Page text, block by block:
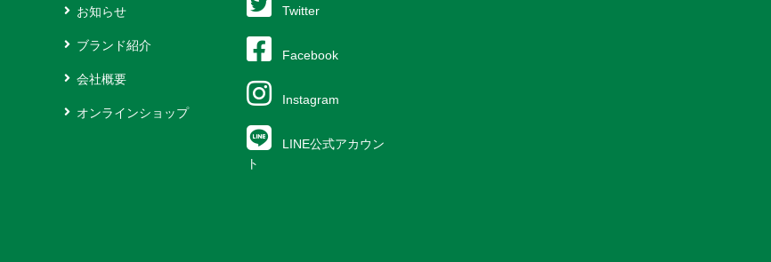
お知らせ
ブランド紹介
会社概要
オンラインショップ
Twitter
Facebook
Instagram
LINE公式アカウン
ト